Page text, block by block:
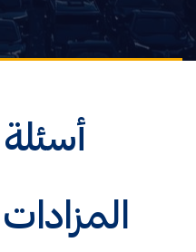
أسئلة
المزادات